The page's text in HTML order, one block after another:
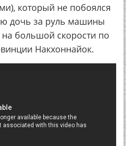
который не побоялся
дочь за руль машины
большой скорости по
Накхоннайок.